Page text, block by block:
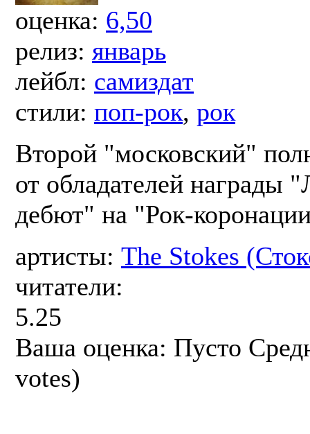
оценка: 6,50
релиз: январь
лейбл: самиздат
стили: поп-рок, рок
Второй "московский"
от обладателей награды
дебют" на "Рок-
артисты: The Stokes
читатели:
5.25
Ваша оценка: Пусто
votes)